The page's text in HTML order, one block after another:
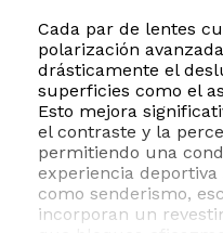
Cada par de lentes
polarización
drásticamente el
superficies como el
Esto mejora
el contraste y la
permitiendo una
experiencia
como senderismo,
incorporan un